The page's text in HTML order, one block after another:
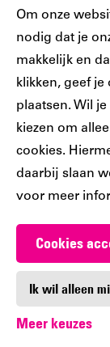
Cookiebar
Om onze
nodig dat je
makkelijk en
klikken, geef
plaatsen. Wil
kiezen om
cookies.
daarbij slaan
voor meer
Cookies
Ik wil alleen
Meer keuzes
Sociaal
Volg jij ons
Ons
account
Ons
Werken bij De